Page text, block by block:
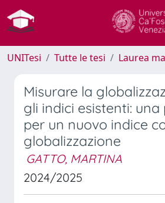
UNITesi Tutte le tesi Laurea
Misurare la
gli indici esistenti:
per un nuovo indice
globalizzazione
GATTO, MARTINA
2024/2025